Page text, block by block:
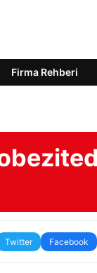
Firma Rehberi
Twitter Facebook